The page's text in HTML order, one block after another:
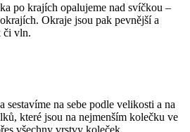
po krajích opalujeme nad svíčkou –
Okraje jsou pak pevnější a
či vln.
sestavíme na sebe podle velikosti a na
které jsou na nejmenším kolečku ve
všechny vrstvy koleček.